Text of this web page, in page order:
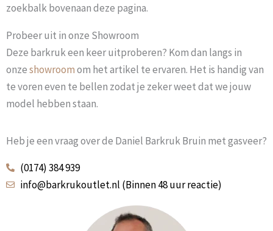
zoekbalk bovenaan deze pagina.
Probeer uit in onze Showroom
Deze barkruk een keer uitproberen? Kom dan langs in
onzeshowroomom het artikel te ervaren. Het is handig van
te voren even te bellen zodat je zeker weet dat we jouw
model hebben staan.
Heb je een vraag over de Daniel Barkruk Bruin met gasveer?
(0174) 384 939
info@barkrukoutlet.nl (Binnen 48 uur reactie)